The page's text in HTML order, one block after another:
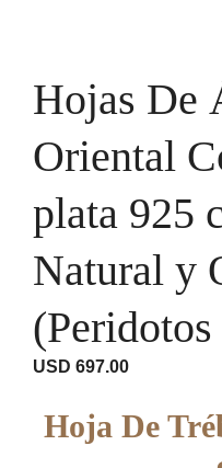
Hojas De
Oriental
plata 925
Natural y
USD 697.00
Hoja De